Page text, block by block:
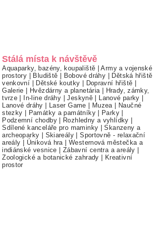
Stálá místa k návštěvě
Aquaparky, bazény, koupaliště |Army a vojenské
prostory | Bludiště | Bobové dráhy | Dětská hřiště
venkovní | Dětské koutky | Dopravní hřiště |
Galerie | Hvězdárny a planetária | Hrady, zámky,
tvrze | In-line dráhy |Jeskyně | Lanové parky |
Lanové dráhy | Laser Game | Muzea | Naučné
stezky | Památky a památníky| Parky |
Podzemní chodby| Rozhledny a vyhlídky |
Sdílené kanceláře pro maminky |Skanzeny a
archeoparky | Skiareály |Sportovně - relaxační
areály | Úniková hra |Westernová městečka a
indiánské vesnice | Zábavní centra a areály |
Zoologické a botanické zahrady | Kreativní
prostor